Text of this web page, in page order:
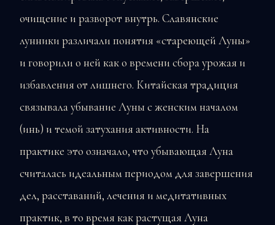
очищение и разворот внутрь. Славянские
лунники различали понятия «стареющей Луны»
и говорили о ней как о времени сбора урожая и
избавления от лишнего. Китайская традиция
связывала убывание Луны с женским началом
(инь) и темой затухания активности. На
практике это означало, что убывающая Луна
считалась идеальным периодом для завершения
дел, расставаний, лечения и медитативных
практик, в то время как растущая Луна